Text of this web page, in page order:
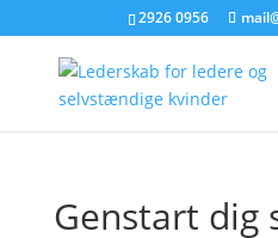
2926 0956
Genstart dig